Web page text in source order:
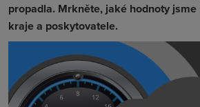
propadla. Mrkněte, jaké hodnoty
kraje a poskytovatele.